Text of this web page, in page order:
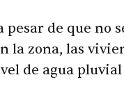
pesar de que no
la zona, las
de agua